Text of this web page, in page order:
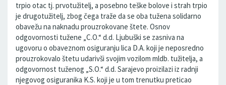
trpio otac tj. prvotužitelj, a posebno teške bolove i strah trpio
je drugotužitelj, zbog čega traže da se oba tužena solidarno
obavežu na naknadu prouzrokovane štete. Osnov
odgovornosti tužene „C.O.“ d.d. Ljubuški se zasniva na
ugovoru o obaveznom osiguranju lica D.A. koji je neposredno
prouzrokovalo štetu udarivši svojim vozilom mldb. tužitelja, a
odgovornost tuženog „S.O.“ d.d. Sarajevo proizilazi iz radnji
njegovog osiguranika K.S. koji je u tom trenutku preticao